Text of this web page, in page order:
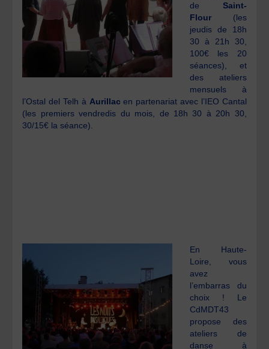
de Saint-
Flour (les
jeudis de 18h
30 à 21h 30,
100€ les 20
séances), et
des ateliers
mensuels à
l’Ostal del Telh à Aurillac en partenariat avec l’IEO Cantal
(les premiers vendredis du mois, de 18h 30 à 20h 30,
30/15€ la séance).
En Haute-
Loire, vous
avez
l’embarras du
choix ! Le
CdMDT43
propose des
ateliers de
danse à